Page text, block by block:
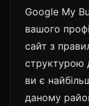
Google My
вашого
сайт з
структурою
ви є
даному